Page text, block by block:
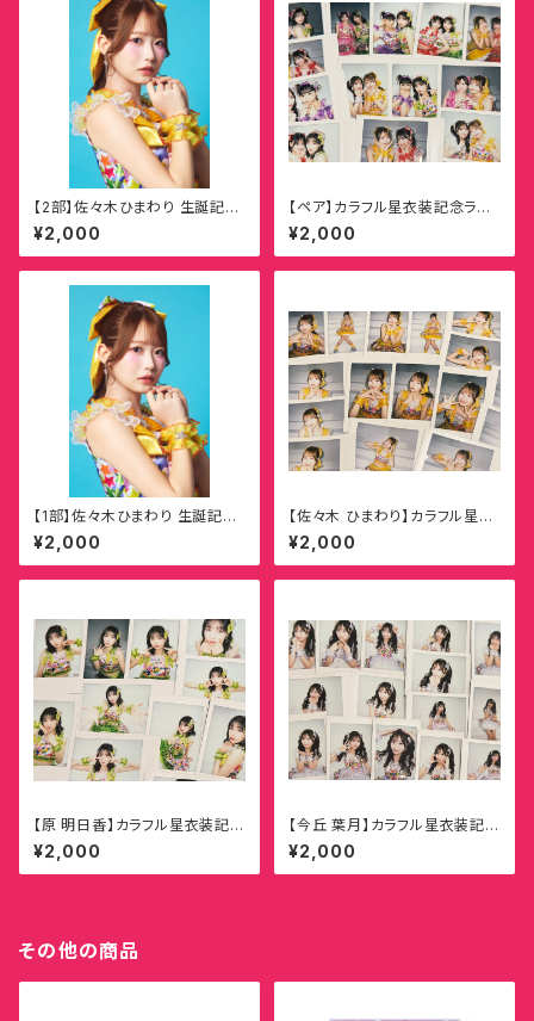
【2部】佐々木ひまわり 生誕記念
オンラインチェキ
¥2,000
【ペア】カラフル星衣装記念ラン
ダムチェキ
¥2,000
【1部】佐々木ひまわり 生誕記念
オンラインチェキ
¥2,000
【佐々木 ひまわり】カラフル星衣
装記念ランダムチェキ
¥2,000
【原 明日香】カラフル星衣装記念
ランダムチェキ
¥2,000
【今丘 葉月】カラフル星衣装記念
ランダムチェキ
¥2,000
その他の商品